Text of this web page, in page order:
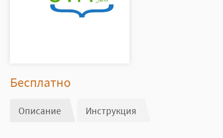
Цена
Бесплатно
Описание (активная вкладка)
Инструкция